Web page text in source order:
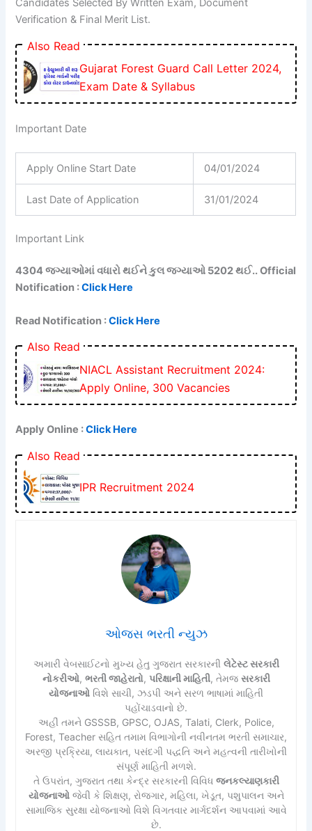
Candidates Selected By Written Exam, Document
Verification & Final Merit List.
Also Read
Gujarat Forest Guard Call Letter 2024,
Exam Date & Syllabus
Important Date
Apply Online Start Date 04/01/2024
Last Date of Application 31/01/2024
Important Link
4304 જગ્યાઓમાં વધારો થઈને કુલ જગ્યાઓ 5202 થઈ.. Official
Notification :Click Here
Read Notification :Click Here
Also Read
NIACL Assistant Recruitment 2024:
Apply Online, 300 Vacancies
Apply Online :Click Here
Also Read
IPR Recruitment 2024
ઓજસ ભરતી ન્યુઝ
અમારી વેબસાઈટનો મુખ્ય હેતુ ગુજરાત સરકારની લેટેસ્ટ સરકારી
નોકરીઓ, ભરતી જાહેરાતો, પરિક્ષાની માહિતી, તેમજ સરકારી
યોજનાઓ વિશે સાચી, ઝડપી અને સરળ ભાષામાં માહિતી
પહોંચાડવાનો છે.
અહીં તમને GSSSB, GPSC, OJAS, Talati, Clerk, Police,
Forest, Teacher સહિત તમામ વિભાગોની નવીનતમ ભરતી સમાચાર,
અરજી પ્રક્રિયા, લાયકાત, પસંદગી પદ્ધતિ અને મહત્વની તારીખોની
સંપૂર્ણ માહિતી મળશે.
તે ઉપરાંત, ગુજરાત તથા કેન્દ્ર સરકારની વિવિધ જનકલ્યાણકારી
યોજનાઓજેવી કે શિક્ષણ, રોજગાર, મહિલા, ખેડૂત, પશુપાલન અને
સામાજિક સુરક્ષા યોજનાઓ વિશે વિગતવાર માર્ગદર્શન આપવામાં આવે
છે.